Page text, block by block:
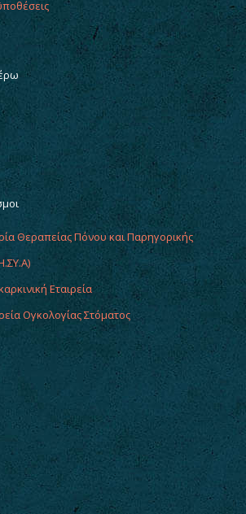
Θεραπείας Πόνου και Παρηγορικής
Εταιρεία
Ογκολογίας Στόματος